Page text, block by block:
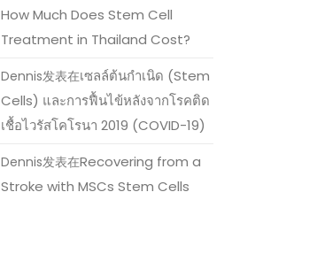
29
忘记种植牙吧，准备好让牙齿重
新长出来吧！
How Much Does Stem Cell
Treatment in Thailand Cost?
Dennis发表在เซลล์ต้นกำเนิด (Stem
Cells) และการฟื้นไข้หลังจากโรคติด
เชื้อไวรัสโคโรนา 2019 (COVID-19)
Dennis发表在Recovering from a
Stroke with MSCs Stem Cells